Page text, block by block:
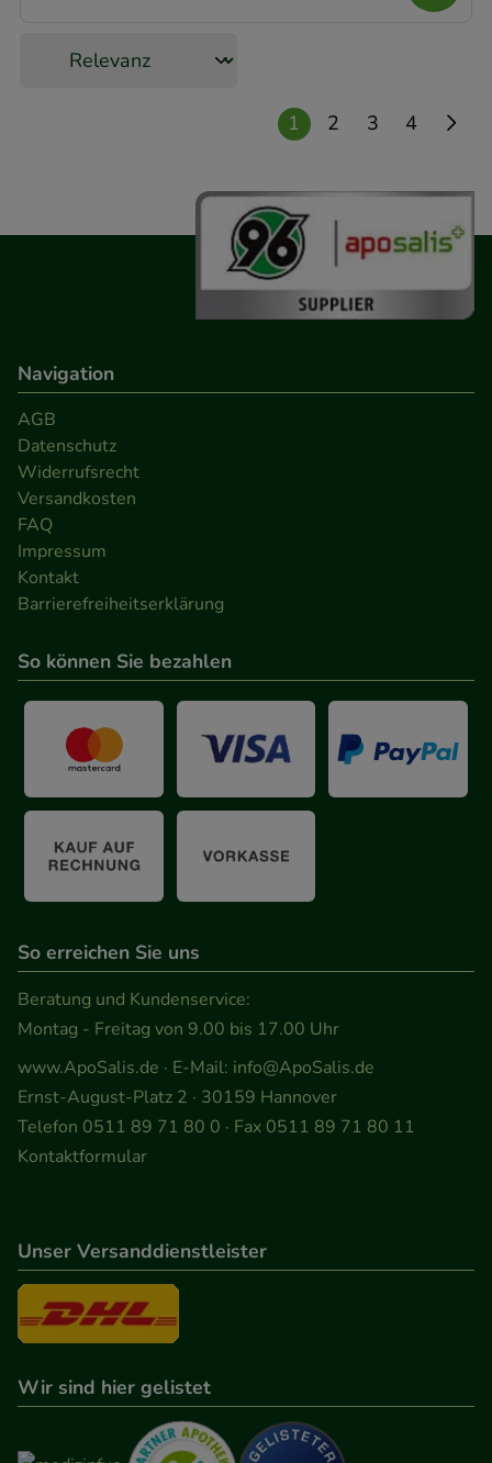
Informationen über die Art und Weise der Nutzung
unsere Website weiter für Sie optimieren können,
Werbung auf Drittseiten möglichst relevant für Sie
zu gestalten. Bitte beachten Sie, dass Daten hierfür
teilweise an Dritte wie z.B. Google oder soziale
Medien übertragen werden.
1 2 3 4
Navigation
AGB
Datenschutz
Widerrufsrecht
Versandkosten
FAQ
Impressum
Kontakt
Barrierefreiheitserklärung
So können Sie bezahlen
So erreichen Sie uns
Beratung und Kundenservice:
Montag - Freitag von 9.00 bis 17.00 Uhr
www.ApoSalis.de · E-Mail: info@ApoSalis.de
Ernst-August-Platz 2 · 30159 Hannover
Telefon 0511 89 71 80 0 · Fax 0511 89 71 80 11
Kontaktformular
Unser Versanddienstleister
Wir sind hier gelistet